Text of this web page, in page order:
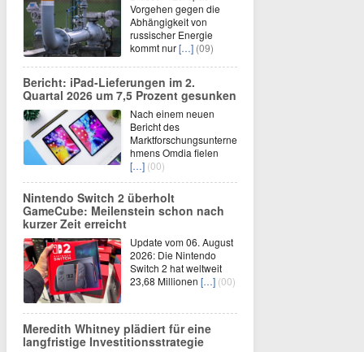
Vorgehen gegen die
Abhängigkeit von
russischer Energie
kommt nur[…] (09)
Bericht: iPad-Lieferungen im 2.
Quartal 2026 um 7,5 Prozent gesunken
Nach einem neuen
Bericht des
Marktforschungsunterne
hmens Omdia fielen
[…] (00)
Nintendo Switch 2 überholt
GameCube: Meilenstein schon nach
kurzer Zeit erreicht
Update vom 06. August
2026: Die Nintendo
Switch 2 hat weltweit
23,68 Millionen […] (00)
Meredith Whitney plädiert für eine
langfristige Investitionsstrategie